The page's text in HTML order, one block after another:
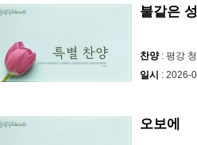
불같은
찬양: 평강
일시 : 2026-
오보에